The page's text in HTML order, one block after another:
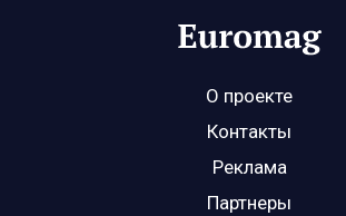
О проекте
Контакты
Реклама
Партнеры